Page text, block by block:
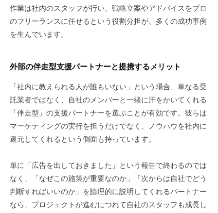
作業は社内のスタッフが行い、戦略立案やアドバイスをプロ
のフリーランスに任せるという役割分担が、多くの成功事例
を生んでいます。
外部の伴走型支援パートナーと提携するメリット
「社内に教えられる人が誰もいない」という場合、単なる受
託業者ではなく、自社のメンバーと一緒に汗をかいてくれる
「伴走型」の支援パートナーを選ぶことが有効です。彼らは
マーケティングの実行を担うだけでなく、ノウハウを社内に
還元してくれるという側面も持っています。
単に「広告を出しておきました」という報告で終わるのでは
なく、「なぜこの施策が重要なのか」「次からは自社でどう
判断すればいいのか」を論理的に説明してくれるパートナー
なら、プロジェクトが進むにつれて自社のスタッフも成長し